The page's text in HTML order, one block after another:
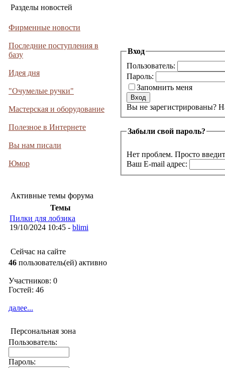
Разделы новостей
Фирменные новости
Последние поступления в
базу
Идея дня
"Очумелые ручки"
Мастерская и оборудование
Полезное в Интернете
Вы нам писали
Юмор
Активные темы форума
Темы
Пилки для лобзика
19/10/2024 10:45 - blimi
Сейчас на сайте
46 пользователь(ей) активно
Участников: 0
Гостей: 46
далее...
Персональная зона
Пользователь:
Пароль:
Вход
Пользователь:
Пароль:
Запомнить меня
Вы не
Забыли свой пароль?
Нет проблем. Просто
Ваш E-mail адрес: